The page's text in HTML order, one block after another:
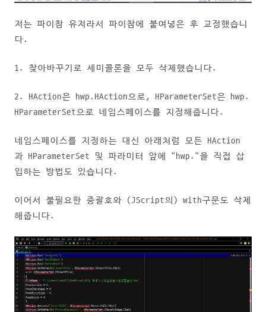
저는 파이참 유저라서 파이참에 붙여넣은 후 교정했습니
다.
1. 찾아바꾸기로 세미콜론을 모두 삭제했습니다.
2. HAction은 hwp.HAction으로, HParameterSet은 hwp.
HParameterSet으로 네임스페이스를 지정해줍니다.
네임스페이스를 지정하는 대신 아래처럼 모든 HAction
과 HParameterSet 및 파라미터 앞에 "hwp."을 직접 삽
입하는 방법도 있습니다.
이어서 불필요한 중괄호와 (JScript의) with구문도 삭제
해줍니다.